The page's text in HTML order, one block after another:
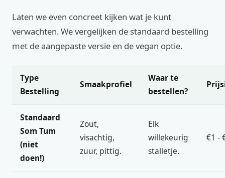
Laten we even concreet kijken wat je kunt
verwachten. We vergelijken de standaard bestelling
met de aangepaste versie en de vegan optie.
Type
Bestelling
Smaakprofiel
Waar te
bestellen?
Standaard
Som Tum
(niet
doen!)
Zout,
visachtig,
zuur, pittig.
Elk
willekeurig
stalletje.
€1 -